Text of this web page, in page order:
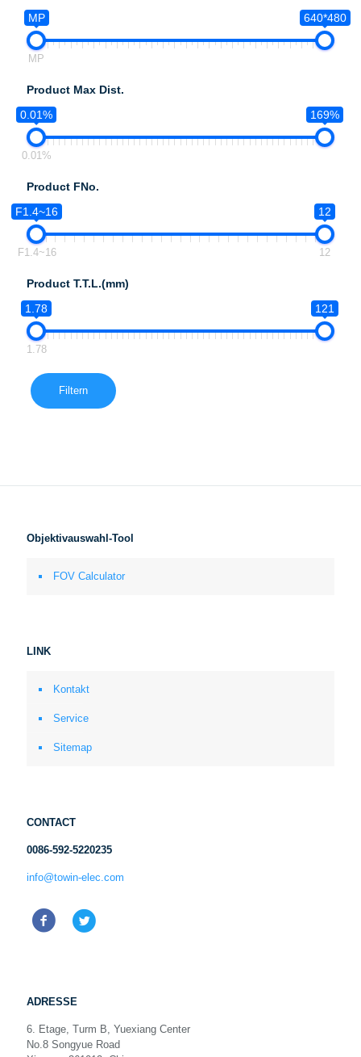
MP
640*480
MP
Product Max Dist.
0.01%
169%
0.01%
Product FNo.
F1.4~16
12
F1.4~16 12
Product T.T.L.(mm)
1.78
121
1.78
Filtern
Objektivauswahl-Tool
FOV Calculator
LINK
Kontakt
Service
Sitemap
CONTACT
0086-592-5220235
info@towin-elec.com
ADRESSE
6. Etage, Turm B, Yuexiang Center
No.8 Songyue Road